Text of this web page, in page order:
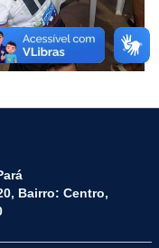
Bairro: Centro,